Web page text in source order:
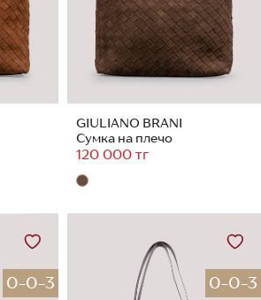
GIULIANO BRANI
Сумка на плечо
120 000 тг
0-0-3 0-0-3